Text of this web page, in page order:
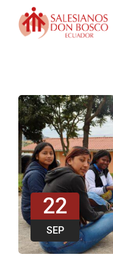
22
SEP